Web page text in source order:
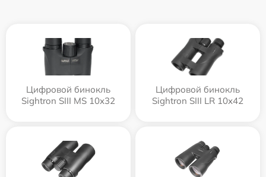
Цифровой бинокль
Sightron SIII MS 10x32
Цифровой бинокль
Sightron SIII LR 10x42